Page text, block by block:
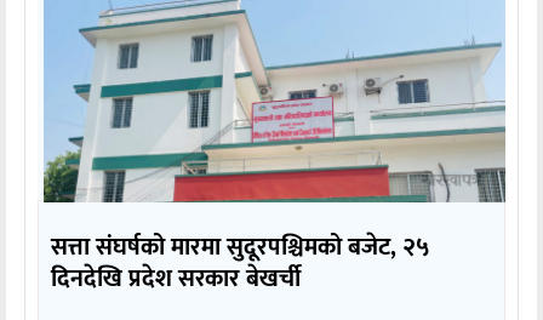
सत्ता संघर्षको मारमा सुदूरपश्चिमको बजेट, २५
दिनदेखि प्रदेश सरकार बेखर्ची